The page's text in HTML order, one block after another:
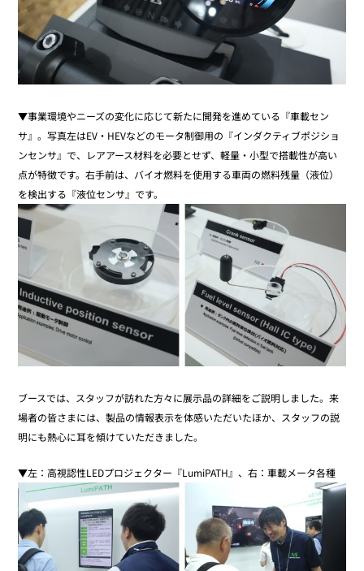
▼事業環境やニーズの変化に応じて新たに開発を進めている『車載セン
サ』。写真左はEV・HEVなどのモータ制御用の『インダクティブポジショ
ンセンサ』で、レアアース材料を必要とせず、軽量・小型で搭載性が高い
点が特徴です。右手前は、バイオ燃料を使用する車両の燃料残量（液位）
を検出する『液位センサ』です。
ブースでは、スタッフが訪れた方々に展示品の詳細をご説明しました。来
場者の皆さまには、製品の情報表示を体感いただいたほか、スタッフの説
明にも熱心に耳を傾けていただきました。
▼左：高視認性LEDプロジェクター『LumiPATH』、右：車載メータ各種